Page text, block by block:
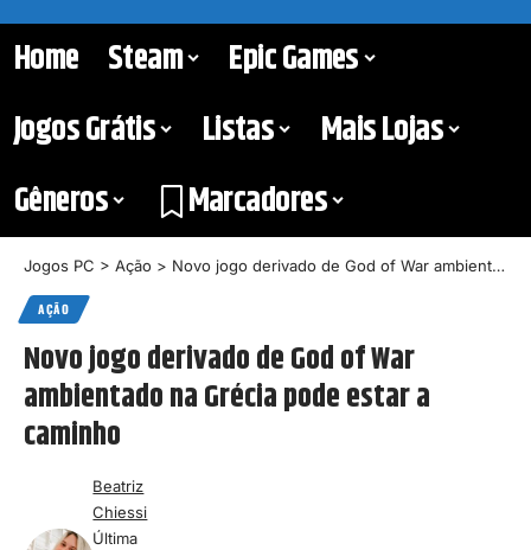
Home Steam
Epic Games
Jogos Grátis
Listas
Mais Lojas
Gêneros
Marcadores
Jogos PC > Ação > Novo jogo derivado de God of War ambientado na Grécia pode estar a caminho
AÇÃO
Novo jogo derivado de God of War
ambientado na Grécia pode estar a
caminho
Última
Beatriz
Chiessi